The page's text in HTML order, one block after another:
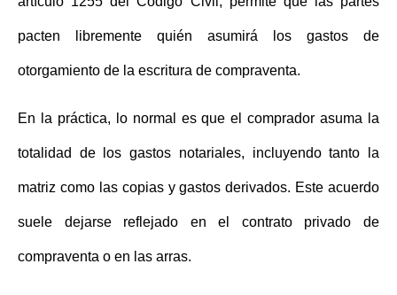
pacten libremente quién asumirá los gastos de
otorgamiento de la escritura de compraventa.
En la práctica, lo normal es que elcomprador asuma la
totalidad de los gastos notariales, incluyendo tanto la
matriz como las copias y gastos derivados. Este acuerdo
suele dejarse reflejado en el contrato privado de
compraventa o en las arras.